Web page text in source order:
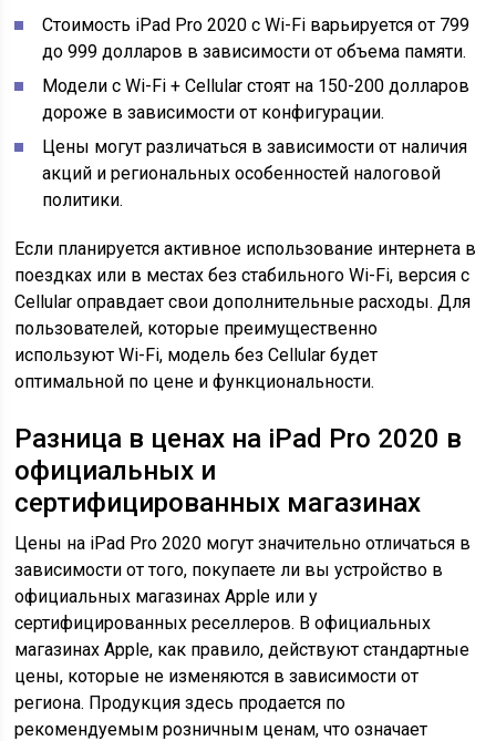
Стоимость iPad Pro 2020 с Wi-Fi варьируется от 799
до 999 долларов в зависимости от объема памяти.
Модели с Wi-Fi + Cellular стоят на 150-200 долларов
дороже в зависимости от конфигурации.
Цены могут различаться в зависимости от наличия
акций и региональных особенностей налоговой
политики.
Если планируется активное использование интернета в
поездках или в местах без стабильного Wi-Fi, версия с
Cellular оправдает свои дополнительные расходы. Для
пользователей, которые преимущественно
используют Wi-Fi, модель без Cellular будет
оптимальной по цене и функциональности.
Разница в ценах на iPad Pro 2020 в
официальных и
сертифицированных магазинах
Цены на iPad Pro 2020 могут значительно отличаться в
зависимости от того, покупаете ли вы устройство в
официальных магазинах Apple или у
сертифицированных реселлеров. В официальных
магазинах Apple, как правило, действуют стандартные
цены, которые не изменяются в зависимости от
региона. Продукция здесь продается по
рекомендуемым розничным ценам, что означает